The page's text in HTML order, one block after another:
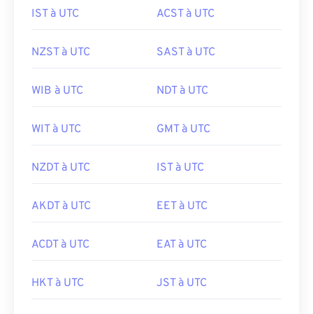
IST à UTC ACST à UTC
NZST à UTC SAST à UTC
WIB à UTC NDT à UTC
WIT à UTC GMT à UTC
NZDT à UTC IST à UTC
AKDT à UTC EET à UTC
ACDT à UTC EAT à UTC
HKT à UTC JST à UTC